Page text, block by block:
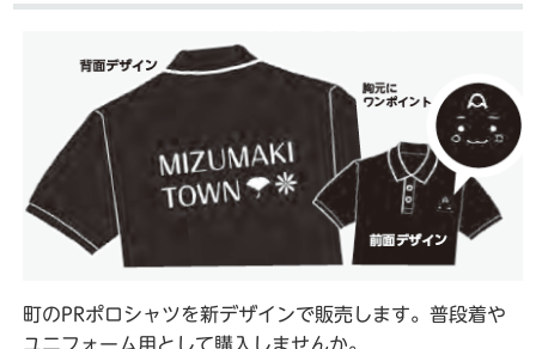
町のPRポロシャツを新デザインで販売します。普段着や
ユニフォーム用として購入しませんか。